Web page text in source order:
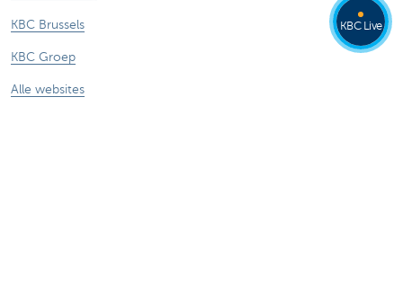
KBC Brussels
KBC Groep
Alle websites
KBC Live